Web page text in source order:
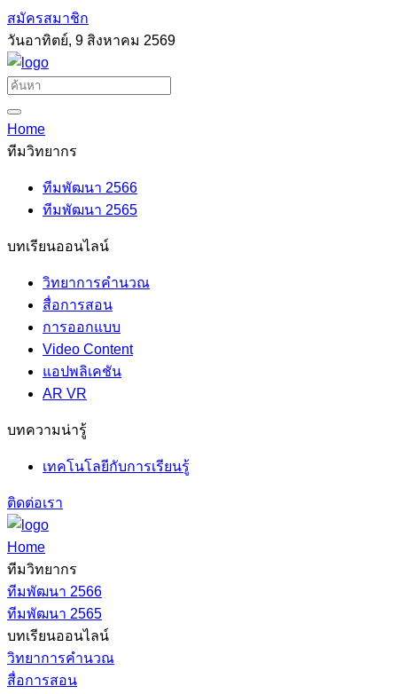
สมัครสมาชิก
วันอาทิตย์, 9 สิงหาคม 2569
Home
ทีมวิทยากร
ทีมพัฒนา 2566
ทีมพัฒนา 2565
บทเรียนออนไลน์
วิทยาการคำนวณ
สื่อการสอน
การออกแบบ
Video Content
แอปพลิเคชัน
AR VR
บทความน่ารู้
เทคโนโลยีกับการเรียนรู้
ติดต่อเรา
Home
ทีมวิทยากร
ทีมพัฒนา 2566
ทีมพัฒนา 2565
บทเรียนออนไลน์
วิทยาการคำนวณ
สื่อการสอน